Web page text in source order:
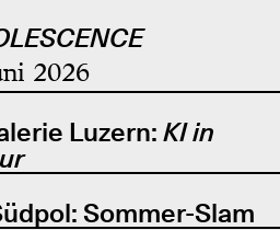
2026
Luzern: KI in
Sommer-Slam